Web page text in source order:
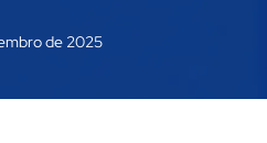
de 2025